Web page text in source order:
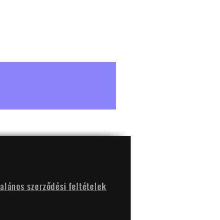
szerződési feltételek